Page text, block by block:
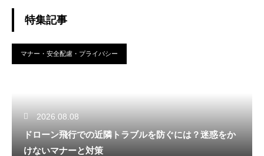
特集記事
マナー・安全配慮・プライバシー
2026.08.08
ドローン飛行での近隣トラブルを防ぐには？迷惑をか
けないマナーと対策